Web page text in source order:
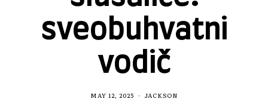
sveobuhvatni
vodič
MAY 12, 2025 JACKSON